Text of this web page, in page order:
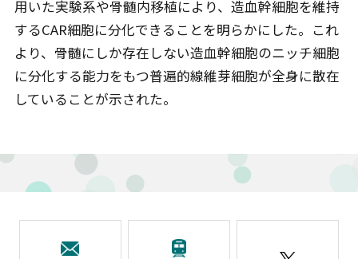
用いた実験系や骨髄内移植により、造血幹細胞を維持
するCAR細胞に分化できることを明らかにした。これ
より、骨髄にしか存在しない造血幹細胞のニッチ細胞
に分化する能力をもつ普遍的線維芽細胞が全身に散在
していることが示された。